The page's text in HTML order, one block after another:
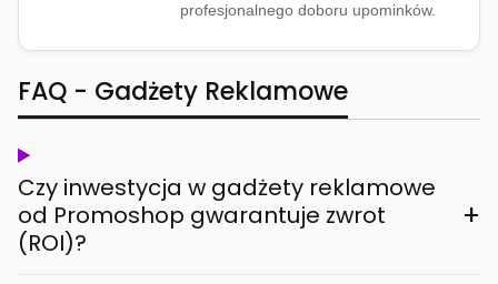
profesjonalnego doboru upominków.
FAQ - Gadżety Reklamowe
Czy inwestycja w gadżety reklamowe
od Promoshop gwarantuje zwrot
(ROI)?
+